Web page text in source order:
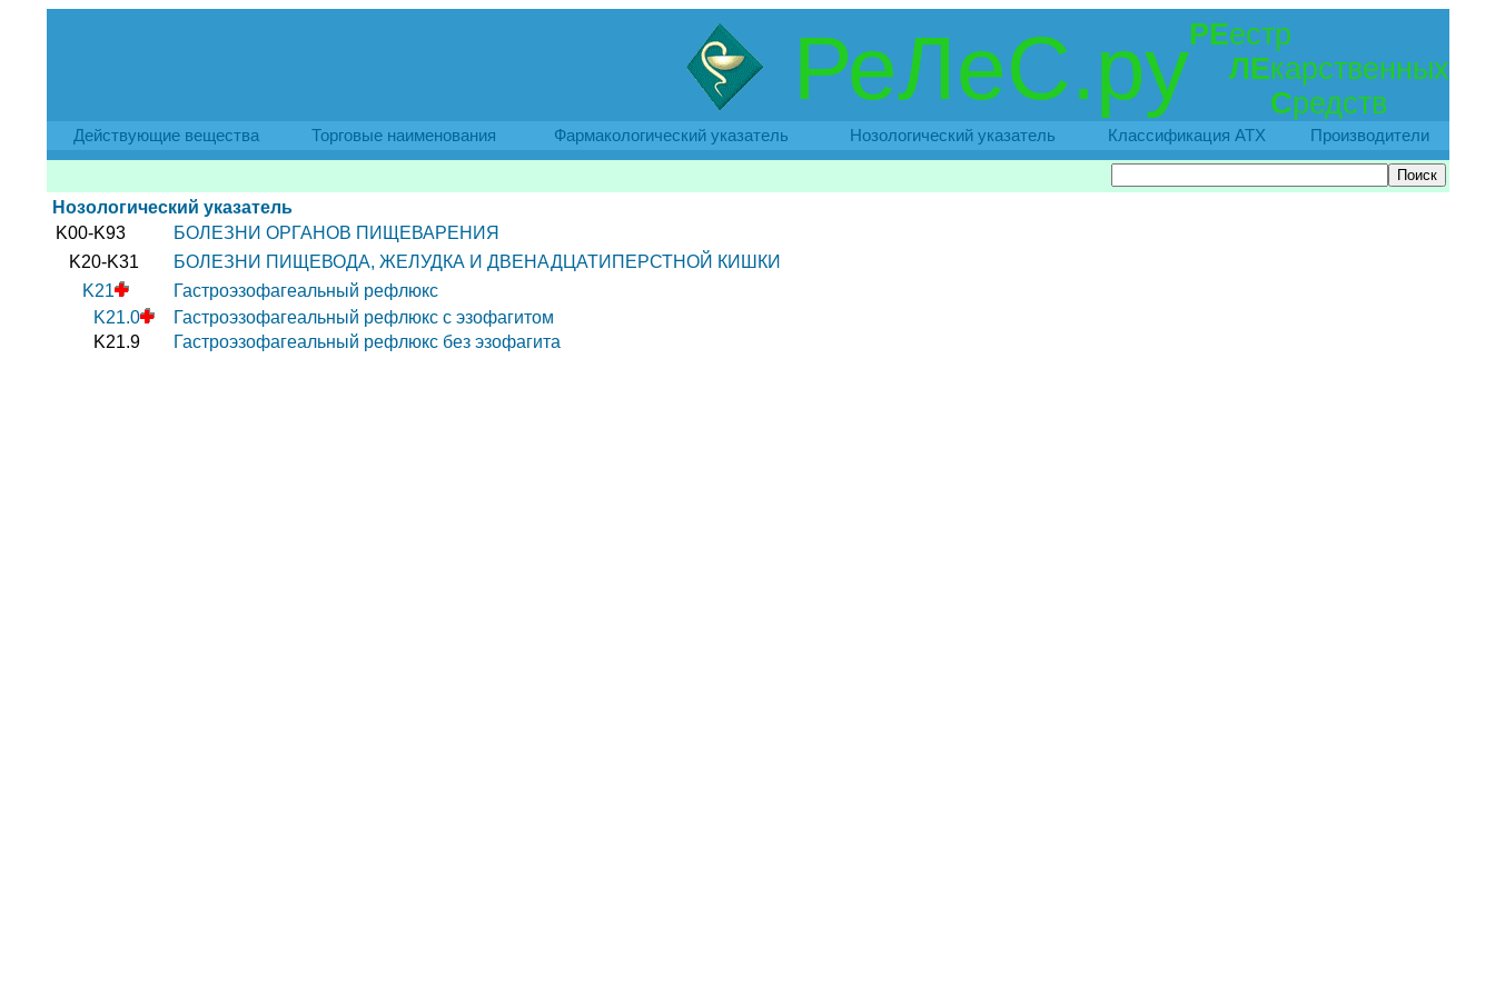
РеЛеС.руРЕестр
ЛЕкарственных
Средств
Действующие вещества Торговые наименования Фармакологический указатель Нозологический указатель Классификация АТХ Производители
Нозологический указатель
K00-K93
БОЛЕЗНИ ОРГАНОВ ПИЩЕВАРЕНИЯ
K20-K31
БОЛЕЗНИ ПИЩЕВОДА, ЖЕЛУДКА И ДВЕНАДЦАТИПЕРСТНОЙ КИШКИ
K21
Гастроэзофагеальный рефлюкс
K21.0
Гастроэзофагеальный рефлюкс с эзофагитом
K21.9
Гастроэзофагеальный рефлюкс без эзофагита